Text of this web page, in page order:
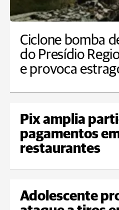
Ciclone bomba
do Presídio
e provoca
Pix amplia
pagamentos
restaurantes
Adolescente